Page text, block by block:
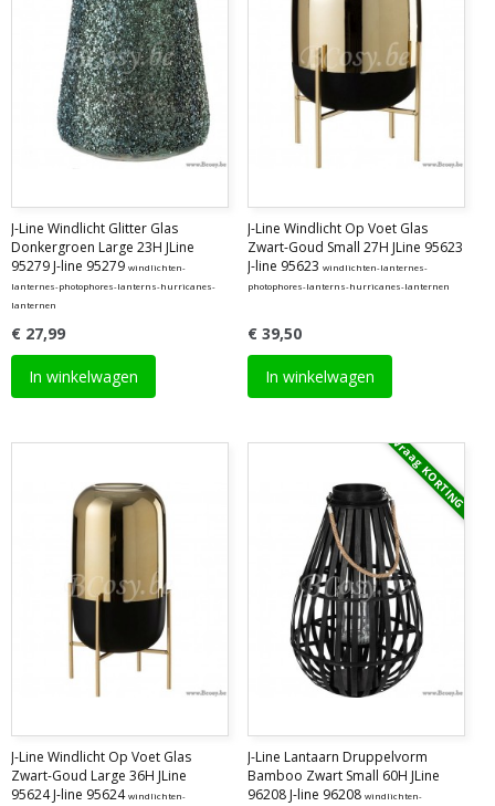
J-Line Windlicht Glitter Glas
Donkergroen Large 23H JLine
95279 J-line 95279 windlichten-
lanternes-photophores-lanterns-hurricanes-
lanternen
€ 27,99
In winkelwagen
J-Line Windlicht Op Voet Glas
Zwart-Goud Small 27H JLine 95623
J-line 95623 windlichten-lanternes-
photophores-lanterns-hurricanes-lanternen
€ 39,50
In winkelwagen
J-Line Windlicht Op Voet Glas
Zwart-Goud Large 36H JLine
95624 J-line 95624windlichten-
Vraag KORTING
J-Line Lantaarn Druppelvorm
Bamboo Zwart Small 60H JLine
96208 J-line 96208 windlichten-